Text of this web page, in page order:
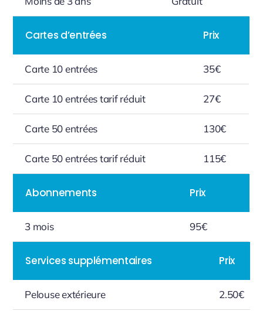
Cartes d’entrées Prix
Carte 10 entrées 35€
Carte 10 entrées tarif réduit 27€
Carte 50 entrées 130€
Carte 50 entrées tarif réduit 115€
Abonnements Prix
3 mois 95€
Services supplémentaires Prix
Pelouse extérieure 2.50€